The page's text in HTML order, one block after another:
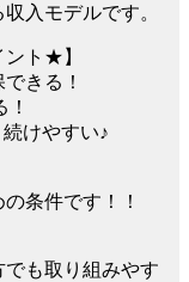
入モデルです。
ント★】
きる！
けやすい♪
条件です！！
も取り組みやす